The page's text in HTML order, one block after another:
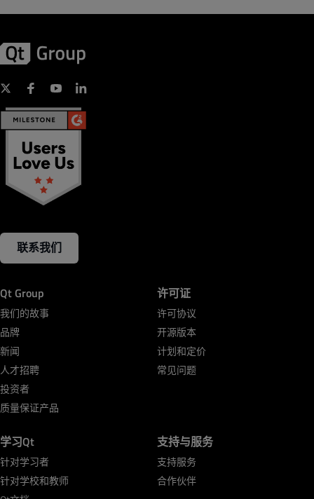
联系我们
Qt Group
我们的故事
品牌
新闻
人才招聘
投资者
质量保证产品
许可证
许可协议
开源版本
计划和定价
常见问题
学习Qt
针对学习者
针对学校和教师
支持与服务
支持服务
合作伙伴